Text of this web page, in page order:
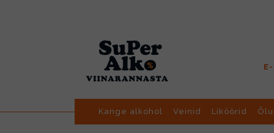
Kange alkohol Veinid Liköörid Õlu